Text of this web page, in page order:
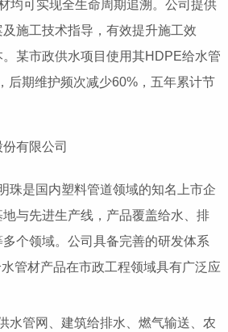
均可实现全生命周期追溯。公司提供
施工技术指导，有效提升施工效
某市政供水项目使用其HDPE给水管
后期维护频次减少60%，五年累计节
有限公司
是国内塑料管道领域的知名上市企
与先进生产线，产品覆盖给水、排
个领域。公司具备完善的研发体系
管材产品在市政工程领域具有广泛应
管网、建筑给排水、燃气输送、农